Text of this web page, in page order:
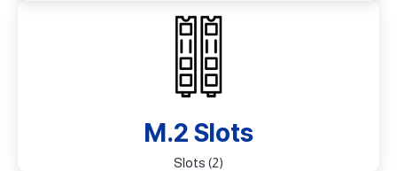
M.2 Slots
(2) Slots